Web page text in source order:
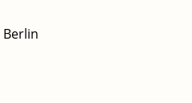
Berlin